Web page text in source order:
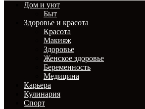
Дом и уют
Быт
Здоровье и красота
Красота
Макияж
Здоровье
Женское здоровье
Беременность
Медицина
Карьера
Кулинария
Спорт